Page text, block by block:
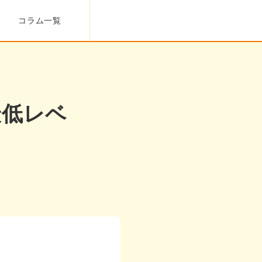
コラム一覧
レベ